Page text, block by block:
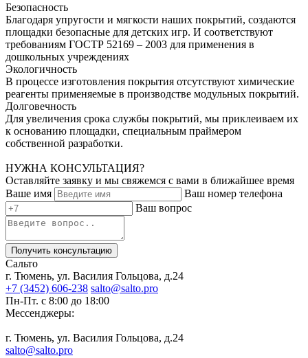
Безопасность
Благодаря упругости и мягкости наших покрытий, создаются
площадки безопасные для детских игр. И соответствуют
требованиям ГОСТР 52169 – 2003 для применения в
дошкольных учреждениях
Экологичность
В процессе изготовления покрытия отсутствуют химические
реагенты применяемые в производстве модульных покрытий.
Долговечность
Для увеличения срока службы покрытий, мы приклеиваем их
к основанию площадки, специальным праймером
собственной разработки.
НУЖНА КОНСУЛЬТАЦИЯ?
Оставляйте заявку и мы свяжемся с вами в ближайшее время
Ваше имя
Ваш номер телефона
Ваш вопрос
Получить консультацию
Сальто
г. Тюмень, ул. Василия Гольцова, д.24
+7 (3452) 606-238 salto@salto.pro
Пн-Пт. с 8:00 до 18:00
Мессенджеры:
г. Тюмень, ул. Василия Гольцова, д.24
salto@salto.pro